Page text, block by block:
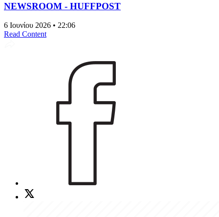
NEWSROOM - HUFFPOST
6 Ιουνίου 2026 • 22:06
Read Content